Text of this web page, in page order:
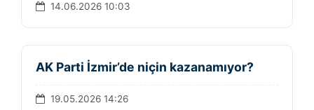
14.06.2026 10:03
AK Parti İzmir’de niçin kazanamıyor?
19.05.2026 14:26